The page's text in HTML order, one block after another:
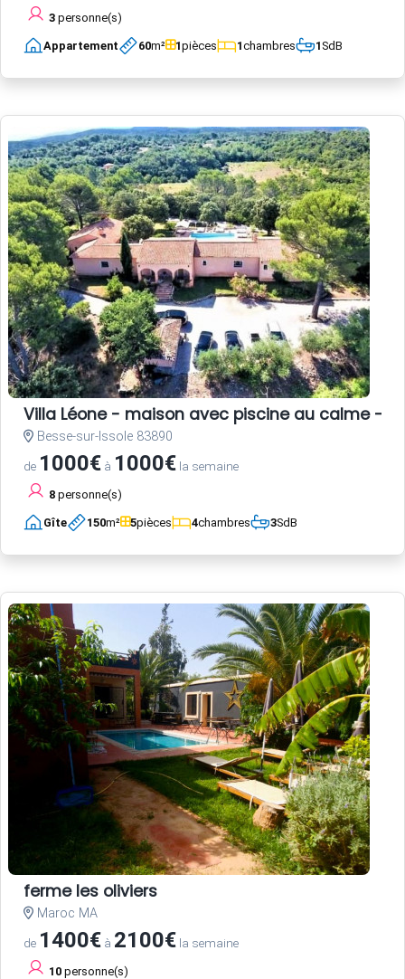
3 personne(s)
Appartement 60m² 1pièces 1chambres 1SdB
Villa Léone - maison avec piscine au calme -
Besse-sur-Issole 83890
de 1000€ à 1000€ la semaine
8 personne(s)
Gîte 150m² 5pièces 4chambres 3SdB
ferme les oliviers
Maroc MA
de 1400€ à 2100€ la semaine
10 personne(s)